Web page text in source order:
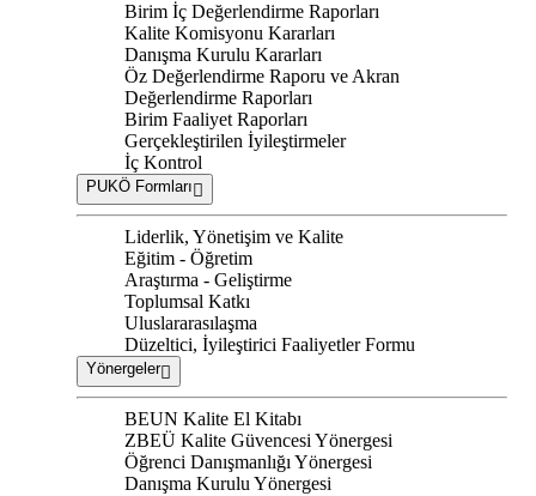
Birim İç Değerlendirme Raporları
Kalite Komisyonu Kararları
Danışma Kurulu Kararları
Öz Değerlendirme Raporu ve Akran
Değerlendirme Raporları
Birim Faaliyet Raporları
Gerçekleştirilen İyileştirmeler
İç Kontrol
PUKÖ Formları
Liderlik, Yönetişim ve Kalite
Eğitim - Öğretim
Araştırma - Geliştirme
Toplumsal Katkı
Uluslararasılaşma
Düzeltici, İyileştirici Faaliyetler Formu
Yönergeler
BEUN Kalite El Kitabı
ZBEÜ Kalite Güvencesi Yönergesi
Öğrenci Danışmanlığı Yönergesi
Danışma Kurulu Yönergesi